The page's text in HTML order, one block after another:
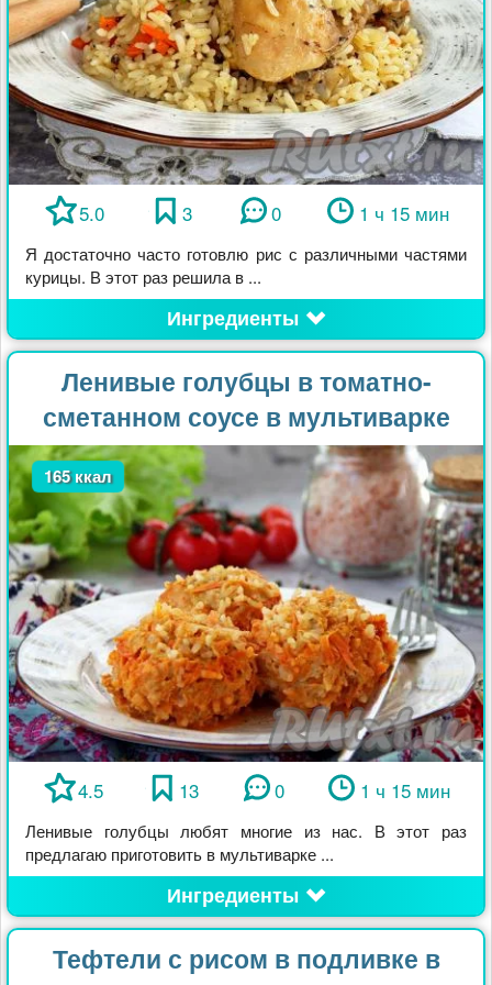
5.0 3 0 1 ч 15 мин
Я достаточно часто готовлю рис с различными частями
курицы. В этот раз решила в ...
Ингредиенты
Ленивые голубцы в томатно-
сметанном соусе в мультиварке
165 ккал
4.5 13 0 1 ч 15 мин
Ленивые голубцы любят многие из нас. В этот раз
предлагаю приготовить в мультиварке ...
Ингредиенты
Тефтели с рисом в подливке в